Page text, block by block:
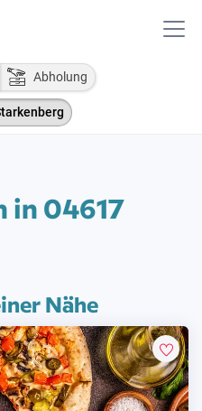
Abholung
in 04617
Nähe